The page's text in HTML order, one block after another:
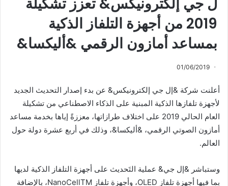
ل جي إلكترونيكس& تعزز تشكيلة
2019 من أجهزة التلفاز الذكية
بمساعد أمازون الرقمي &أليكسا&
01/06/2019
أعلنت شركة &إل جي إلكترونيكس& عن بدء إصدار التحديث الجديد
لأجهزة تلفازها الذكية المبنية على الذكاء الاصطناعي من تشكيلة
العام الحالي 2019 على اختلاف طرازاتها، معززةً إياها بخدمة مساعد
أمازون الصوتي الرقمي، &أليكسا&، وذلك في أربع عشرة دولة حول
العالم.
وستباشر &إل جي& عملية التَحديث على أجهزة التلفاز الذكية لديها
بما فيها أجهزة تلفاز OLED، وأجهزة تلفاز NanoCell
TM
، بالإضافة